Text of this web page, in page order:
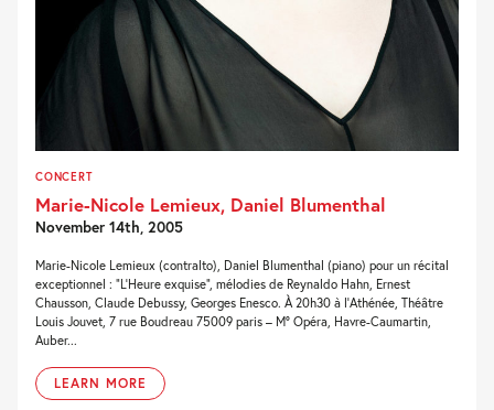
CONCERT
Marie-Nicole Lemieux, Daniel Blumenthal
November 14th, 2005
Marie-Nicole Lemieux (contralto), Daniel Blumenthal (piano) pour un récital
exceptionnel : “L’Heure exquise“, mélodies de Reynaldo Hahn, Ernest
Chausson, Claude Debussy, Georges Enesco. À 20h30 à l’Athénée, Théâtre
Louis Jouvet, 7 rue Boudreau 75009 paris – M° Opéra, Havre-Caumartin,
Auber...
LEARN MORE